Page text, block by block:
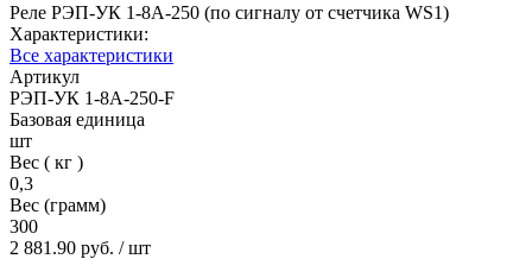
Реле РЭП-УК 1-8А-250 (по сигналу от счетчика WS1)
Характеристики:
Все характеристики
Артикул
РЭП-УК 1-8А-250-F
Базовая единица
шт
Вес ( кг )
0,3
Вес (грамм)
300
2 881.90 руб. / шт